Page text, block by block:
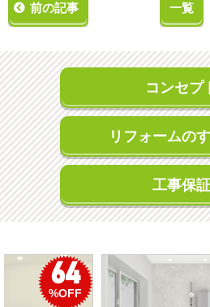
前の記事 一覧
コンセプ
リフォームの
工事保証
50